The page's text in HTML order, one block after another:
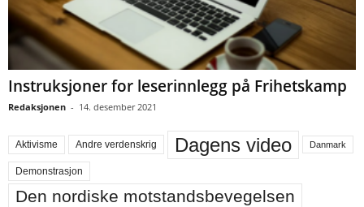
Instruksjoner for leserinnlegg på Frihetskamp
Redaksjonen - 14. desember 2021
Aktivisme Andre verdenskrig Dagens video Danmark
Demonstrasjon
Den nordiske motstandsbevegelsen